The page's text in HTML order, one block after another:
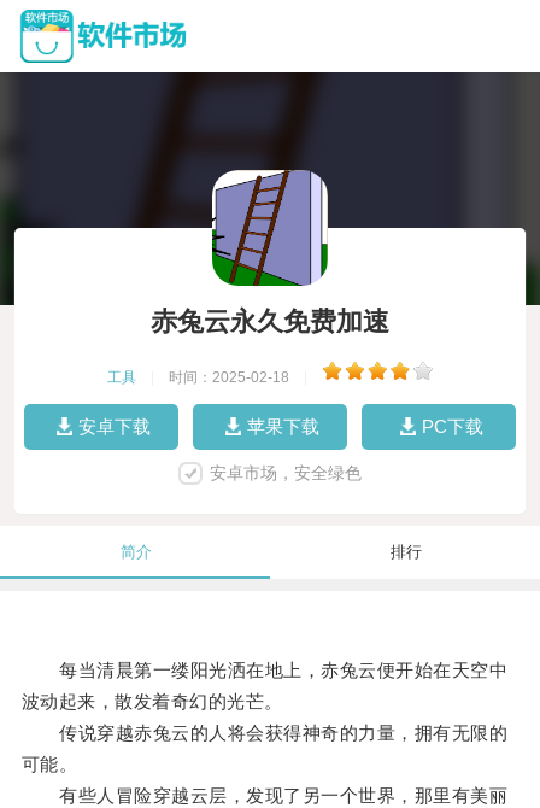
赤兔云永久免费加速
工具 时间：2025-02-18
安卓下载 苹果下载 PC下载
安卓市场，安全绿色
简介 排行
每当清晨第一缕阳光洒在地上，赤兔云便开始在天空中
波动起来，散发着奇幻的光芒。
传说穿越赤兔云的人将会获得神奇的力量，拥有无限的
可能。
有些人冒险穿越云层，发现了另一个世界，那里有美丽